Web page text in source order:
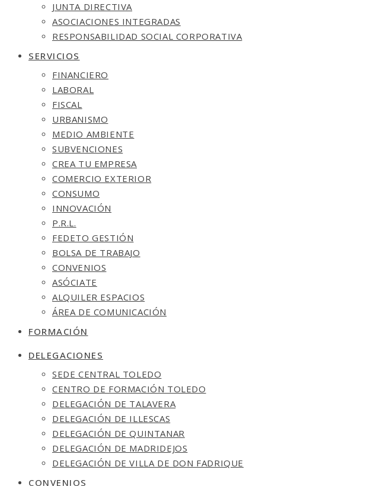
JUNTA DIRECTIVA
ASOCIACIONES INTEGRADAS
RESPONSABILIDAD SOCIAL CORPORATIVA
SERVICIOS
FINANCIERO
LABORAL
FISCAL
URBANISMO
MEDIO AMBIENTE
SUBVENCIONES
CREA TU EMPRESA
COMERCIO EXTERIOR
CONSUMO
INNOVACIÓN
P.R.L.
FEDETO GESTIÓN
BOLSA DE TRABAJO
CONVENIOS
ASÓCIATE
ALQUILER ESPACIOS
ÁREA DE COMUNICACIÓN
FORMACIÓN
DELEGACIONES
SEDE CENTRAL TOLEDO
CENTRO DE FORMACIÓN TOLEDO
DELEGACIÓN DE TALAVERA
DELEGACIÓN DE ILLESCAS
DELEGACIÓN DE QUINTANAR
DELEGACIÓN DE MADRIDEJOS
DELEGACIÓN DE VILLA DE DON FADRIQUE
CONVENIOS